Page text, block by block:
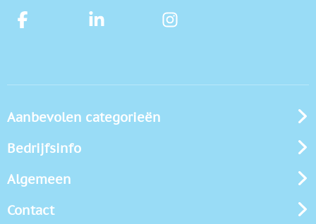
Aanbevolen categorieën
Bedrijfsinfo
Algemeen
Contact